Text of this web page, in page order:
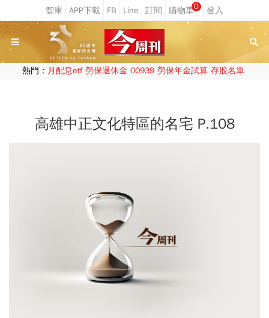
0
熱門： 月配息etf 勞保退休金 00939 勞保年金試算 存股名單
高雄中正文化特區的名宅 P.108